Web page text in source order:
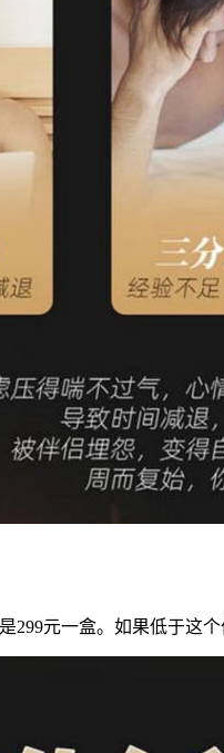
元一盒。如果低于这个